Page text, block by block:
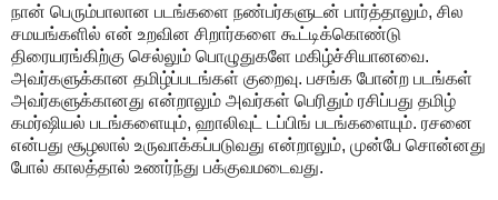
நான் பெரும்பாலான படங்களை நண்பர்களுடன் பார்த்தாலும், சில
சமயங்களில் என் உறவின சிறார்களை கூட்டிக்கொண்டு
திரையரங்கிற்கு செல்லும் பொழுதுகளே மகிழ்ச்சியானவை.
அவர்களுக்கான தமிழ்ப்படங்கள் குறைவு. பசங்க போன்ற படங்கள்
அவர்களுக்கானது என்றாலும் அவர்கள் பெரிதும் ரசிப்பது தமிழ்
கமர்ஷியல் படங்களையும், ஹாலிவுட் டப்பிங் படங்களையும். ரசனை
என்பது சூழலால் உருவாக்கப்படுவது என்றாலும், முன்பே சொன்னது
போல் காலத்தால் உணர்ந்து பக்குவமடைவது.